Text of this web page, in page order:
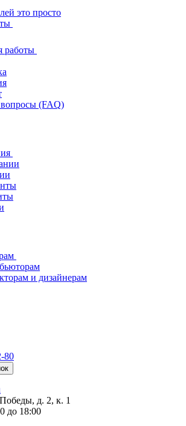
это просто
работы
(FAQ)
и дизайнерам
80
д. 2, к. 1
до 18:00